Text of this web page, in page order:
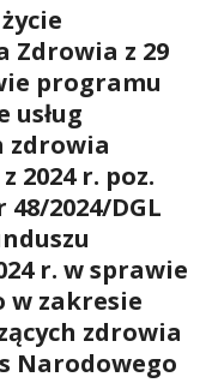
Zdrowia z 29
programu
usług
zdrowia
2024 r. poz.
2024/DGL
r. w sprawie
zakresie
zdrowia
Narodowego